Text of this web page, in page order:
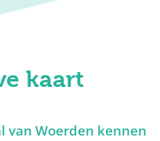
kaart
van Woerden kennen